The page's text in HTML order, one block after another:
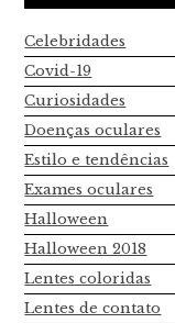
Celebridades
Covid-19
Curiosidades
Doenças oculares
Estilo e tendências
Exames oculares
Halloween
Halloween 2018
Lentes coloridas
Lentes de contato